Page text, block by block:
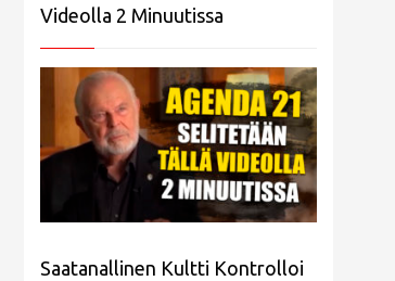
Videolla 2 Minuutissa
Saatanallinen Kultti Kontrolloi